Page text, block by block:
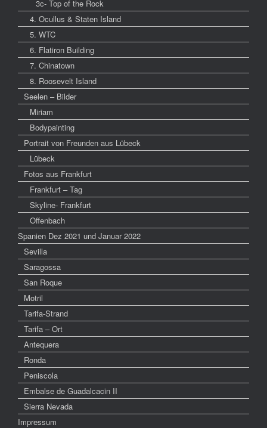
3c- Top of the Rock
4. Ocullus & Staten Island
5. WTC
6. Flatiron Building
7. Chinatown
8. Roosevelt Island
Seelen – Bilder
Miriam
Bodypainting
Portrait von Freunden aus Lübeck
Lübeck
Fotos aus Frankfurt
Frankfurt – Tag
Skyline- Frankfurt
Offenbach
Spanien Dez 2021 und Januar 2022
Sevilla
Saragossa
San Roque
Motril
Tarifa-Strand
Tarifa – Ort
Antequera
Ronda
Peniscola
Embalse de Guadalcacin II
Sierra Nevada
Impressum